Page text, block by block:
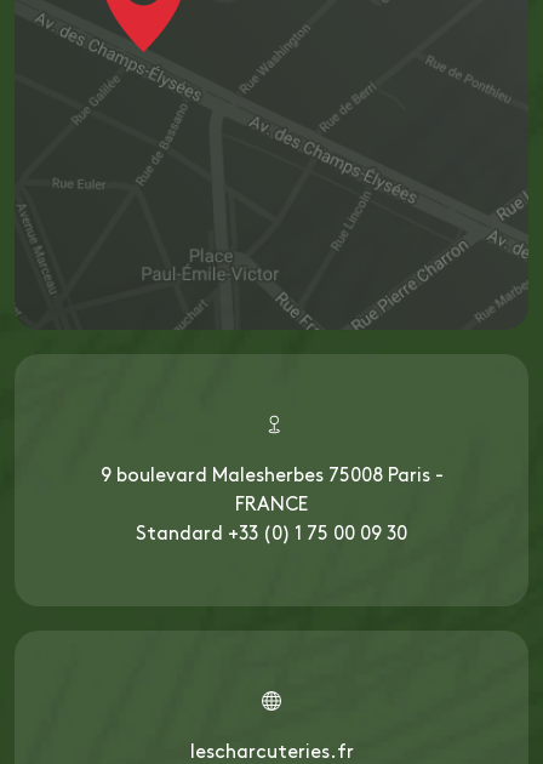
9 boulevard Malesherbes 75008 Paris -
FRANCE
Standard +33 (0) 1 75 00 09 30
lescharcuteries.fr